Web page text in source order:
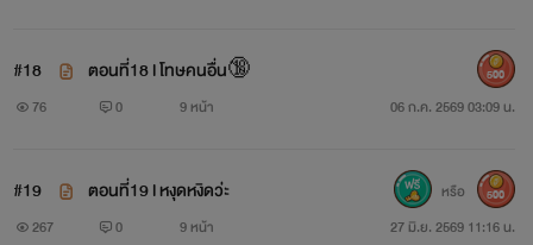
#18 ตอนที่18 l โทษคนอื่น🔞
76 0 9 หน้า 06 ก.ค. 2569 03:09 น.
500
#19 ตอนที่19 l หงุดหงิดว่ะ
267 0 9 หน้า 27 มิ.ย. 2569 11:16 น.
หรือ 500